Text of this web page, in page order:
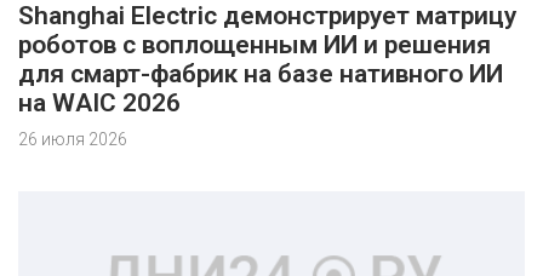
Shanghai Electric демонстрирует матрицу
роботов с воплощенным ИИ и решения
для смарт-фабрик на базе нативного ИИ
на WAIC 2026
26 июля 2026